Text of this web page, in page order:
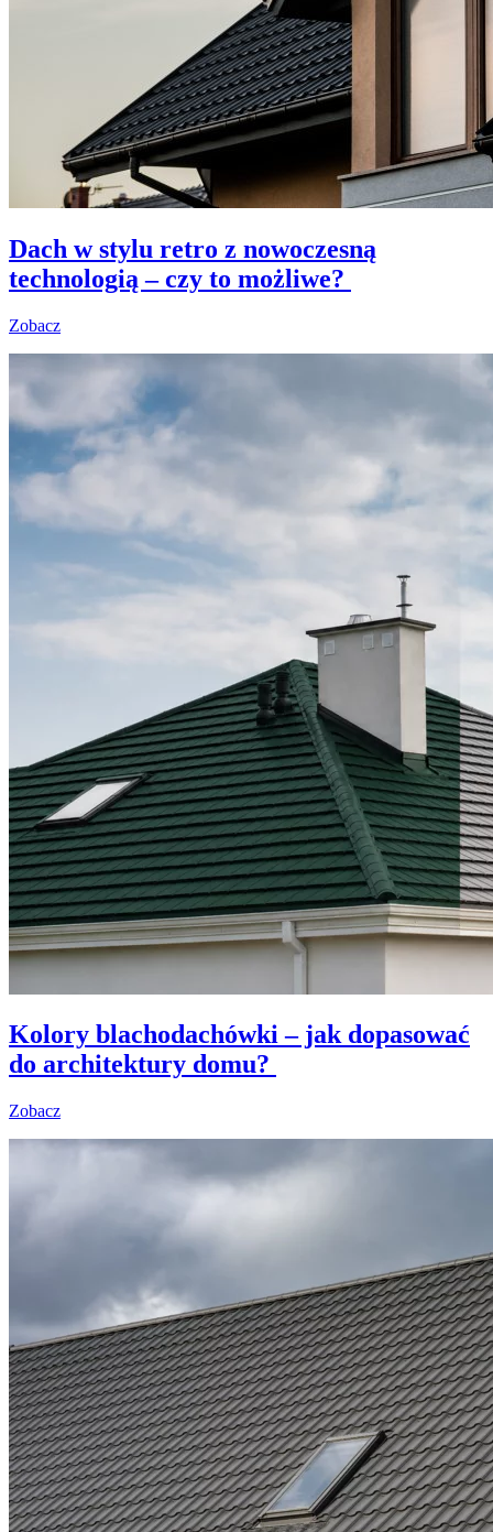
Dach w stylu retro z nowoczesną
technologią – czy to możliwe?
Zobacz
Kolory blachodachówki – jak dopasować
do architektury domu?
Zobacz